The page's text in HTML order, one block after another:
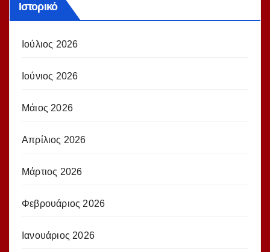
Ιστορικό
Ιούλιος 2026
Ιούνιος 2026
Μάιος 2026
Απρίλιος 2026
Μάρτιος 2026
Φεβρουάριος 2026
Ιανουάριος 2026